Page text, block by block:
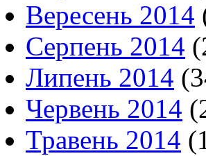
Вересень 2014
Серпень 2014
Липень 2014
Червень 2014
Травень 2014